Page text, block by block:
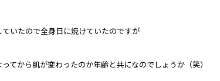
いたので全身日に焼けていたのですが
てから肌が変わったのか年齢と共になのでしょうか（笑）